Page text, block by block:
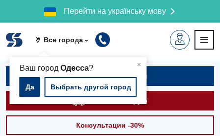
Перейти на українську мову
Все города
×
Ваш город Одесса?
Да Выбрать другой город
Записаться на приём
Вызвать скорую
Консультации -30%